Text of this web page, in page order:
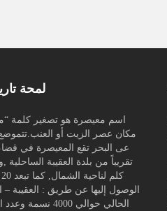
لمحة
اسم معيصرة هو تصغير كلمة
مكان عصر الزيت أو
الوصول إليها عن طريق : العقيبة –